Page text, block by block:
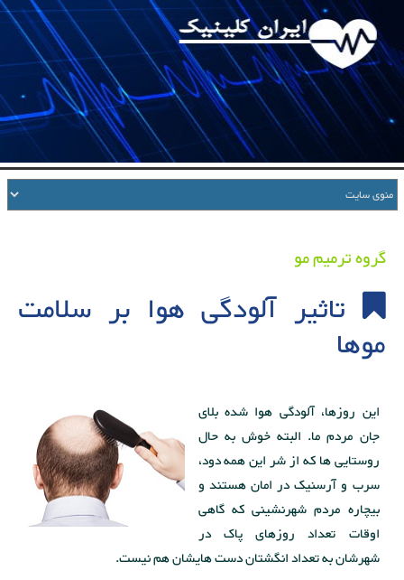
گروه ترمیم مو
تاثیر آلودگی هوا بر سلامت
موها
این روزها، آلودگی هوا شده بلای
جان مردم ما. البته خوش به حال
روستایی ها که از شر این همه دود،
سرب و آرسنیک در امان هستند و
بیچاره مردم شهرنشینی که گاهی
اوقات تعداد روزهای پاک در
شهرشان به تعداد انگشتان دست هایشان هم نیست.